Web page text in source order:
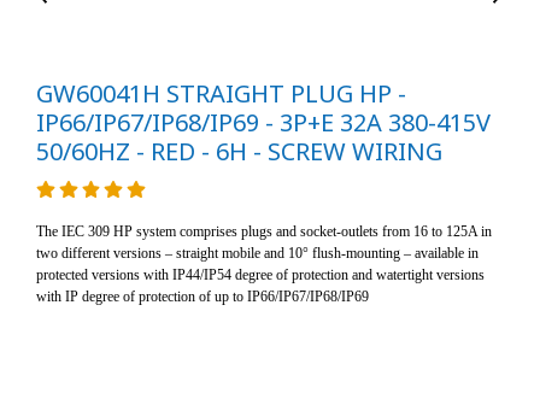
GW60041H STRAIGHT PLUG HP -
IP66/IP67/IP68/IP69 - 3P+E 32A 380-415V
50/60HZ - RED - 6H - SCREW WIRING
The IEC 309 HP system comprises plugs and socket-outlets from 16 to 125A in
two different versions – straight mobile and 10° flush-mounting – available in
protected versions with IP44/IP54 degree of protection and watertight versions
with IP degree of protection of up to IP66/IP67/IP68/IP69